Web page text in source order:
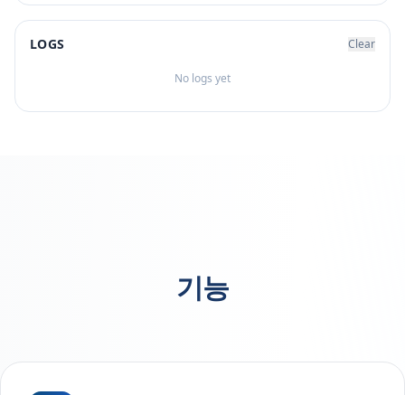
LOGS Clear
No logs yet
기능